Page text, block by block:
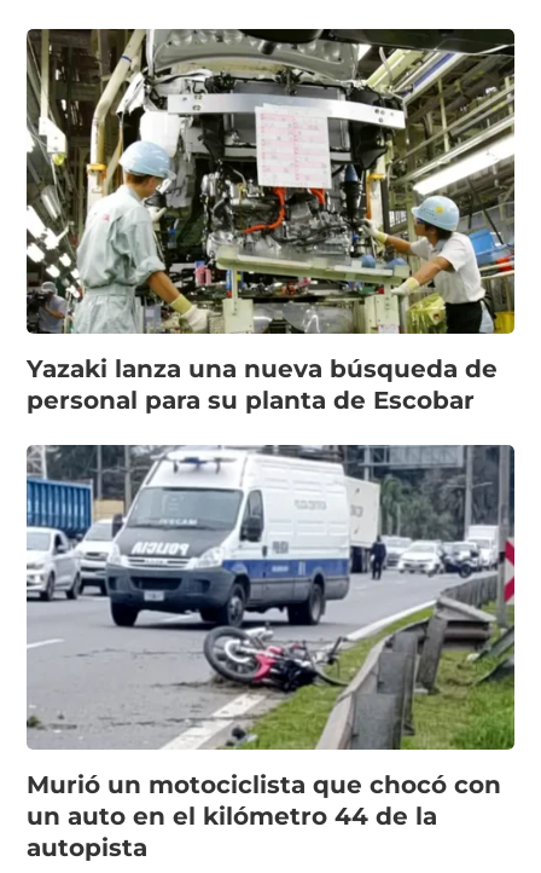
Yazaki lanza una nueva búsqueda de
personal para su planta de Escobar
Murió un motociclista que chocó con
un auto en el kilómetro 44 de la
autopista